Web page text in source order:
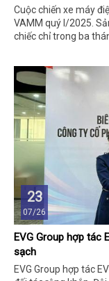
Cuộc chiến xe máy
VAMM quý I/2025.
chiếc chỉ trong ba
23
07/26
EVG Group hợp tác
sạch
EVG Group hợp tác